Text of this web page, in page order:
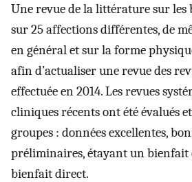
Une revue de la littérature sur
sur 25 affections différentes, de
en général et sur la forme
afin d’actualiser une revue des
effectuée en 2014. Les revues
cliniques récents ont été évalués
groupes : données excellentes,
préliminaires, étayant un bienfait
bienfait direct.